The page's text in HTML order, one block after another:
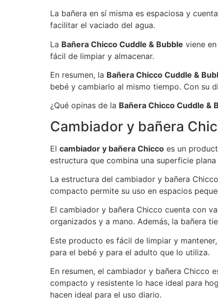
La bañera en sí misma es espaciosa y
facilitar el vaciado del agua.
La Bañera Chicco Cuddle & Bubble viene
fácil de limpiar y almacenar.
En resumen, la Bañera Chicco Cuddle &
bebé y cambiarlo al mismo tiempo. Con su
¿Qué opinas de la Bañera Chicco Cuddle &
Cambiador y bañera
El cambiador y bañera Chicco es un
estructura que combina una superficie
La estructura del cambiador y bañera
compacto permite su uso en espacios
El cambiador y bañera Chicco cuenta con
organizados y a mano. Además, la bañera
Este producto es fácil de limpiar y
para el bebé y para el adulto que lo utiliza.
En resumen, el cambiador y bañera Chicco
compacto y resistente lo hace ideal para
hacen ideal para el uso diario.